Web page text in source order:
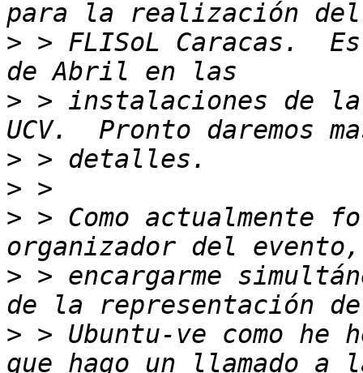
> > FLISoL Caracas.
> > instalaciones de
>
>
> > Como actualmente
> > encargarme
> > Ubuntu-ve como